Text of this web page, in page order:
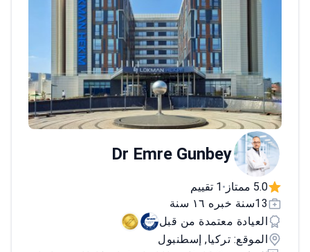
الدورات والمؤتمرات الدولية.<\/p>
Dr Emre Gunbey
5.0 ممتاز •1 تقييم
13سنة خبره ١٦ سنة
العيادة معتمدة من قبل
الموقع: تركيا, إسطنبول